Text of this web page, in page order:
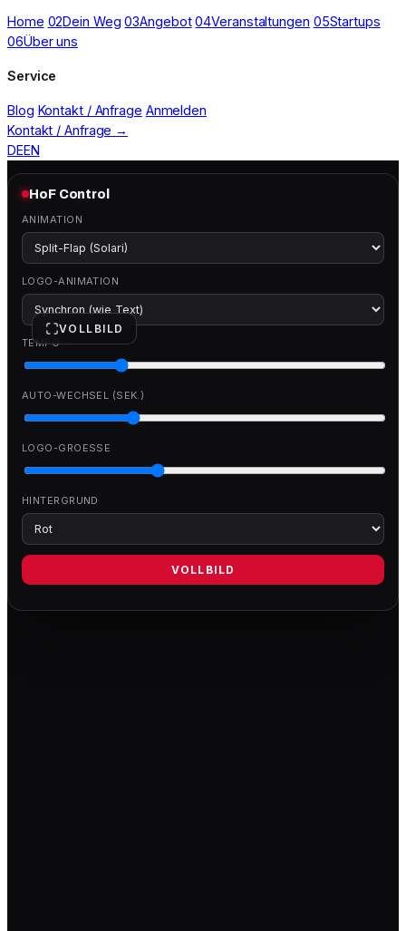
Home 02Dein Weg 03Angebot 04Veranstaltungen 05Startups
06Über uns
Service
Blog Kontakt / Anfrage Anmelden
Kontakt / Anfrage →
DEEN
HoF Überarbeitet · Variante 5
VOLLBILD
HoF Control
ANIMATION
LOGO-ANIMATION
TEMPO
AUTO-WECHSEL (SEK.)
LOGO-GROESSE
HINTERGRUND
VOLLBILD